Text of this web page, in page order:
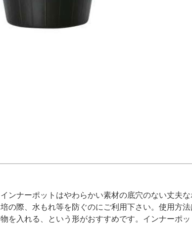
インナーポットはやわらかい素材の底穴のない丈夫
培の際、水もれ等を防ぐのにご利用下さい。使用方
物を入れる、という形がおすすめです。インナーポ